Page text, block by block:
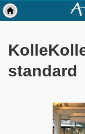
standard